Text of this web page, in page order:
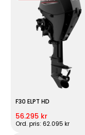
F30 ELPT HD
56.295 kr
Ord. pris: 62.095 kr